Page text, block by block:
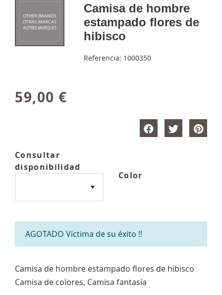
Camisa de hombre
estampado flores de
hibisco
Referencia: 1000350
59,00 €
Consultar
disponibilidad
Color
AGOTADO Víctima de su éxito !!
Camisa de hombre estampado flores de hibisco
Camisa de colores, Camisa fantasía